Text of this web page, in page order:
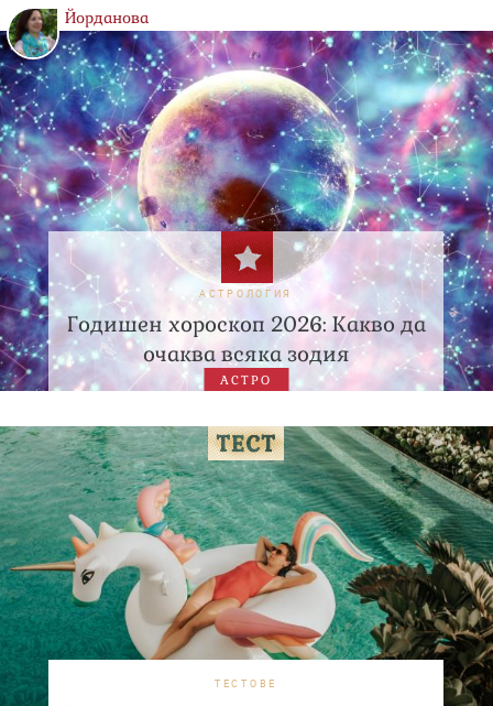
Йорданова
АСТРОЛОГИЯ
Годишен хороскоп 2026: Какво да
очаква всяка зодия
АСТРО
ТЕСТОВЕ